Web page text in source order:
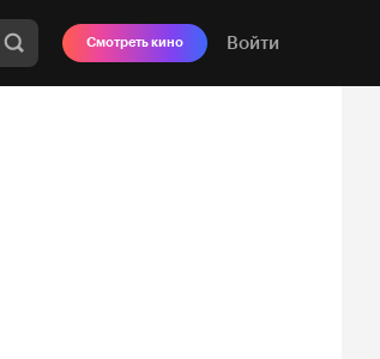
Смотреть кино Войти